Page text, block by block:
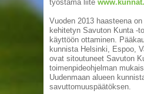
työstämä liite
Vuoden 2013 haasteena
kehitetyn Savuton Kunta -
käyttöön ottaminen.
kunnista Helsinki, Espoo,
ovat sitoutuneet Savuton
toimenpideohjelman
Uudenmaan alueen
savuttomuuspäätöksen.